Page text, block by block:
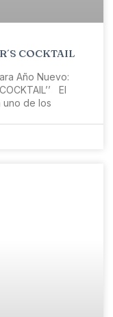
COCKTAIL
Año Nuevo:
El
uno de los